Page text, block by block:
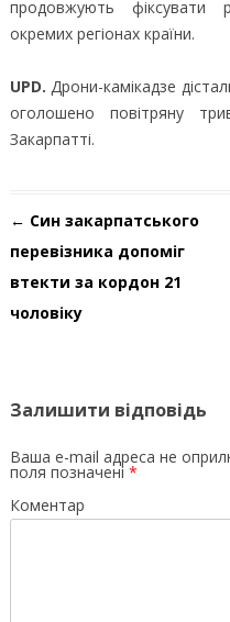
продовжують фіксувати
окремих регіонах країни.
UPD. Дрони-камікадзе
оголошено повітряну
Закарпатті.
Навігація по запису
← Син закарпатського
перевізника допоміг
втекти за кордон 21
чоловіку
Залишити відповідь
Ваша e-mail адреса не
поля позначені *
Коментар